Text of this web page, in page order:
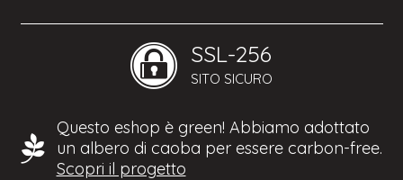
SSL-256
SITO SICURO
Questo eshop è green! Abbiamo adottato
un albero di caoba per essere carbon-free.
Scopri il progetto